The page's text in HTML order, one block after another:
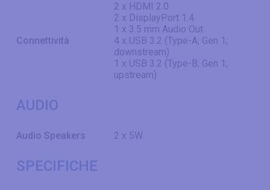
Connettività
2 x HDMI 2.0
2 x DisplayPort 1.4
1 x 3.5 mm Audio Out
4 x USB 3.2 (Type-A; Gen 1;
downstream)
1 x USB 3.2 (Type-B; Gen 1;
upstream)
AUDIO
Audio Speakers 2 x 5W
SPECIFICHE